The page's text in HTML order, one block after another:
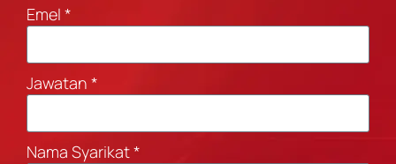
Emel
Jawatan
Nama Syarikat